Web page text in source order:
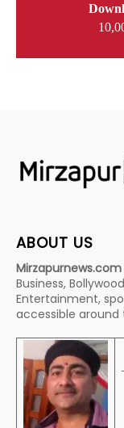
ABOUT US
Mirzapurnews.com
Business,
Entertainment,
accessible around